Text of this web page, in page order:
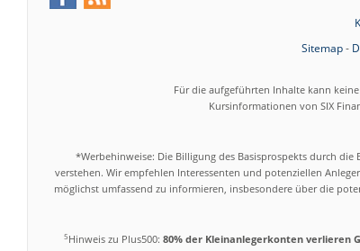
Sitemap-
Für die aufgeführten Inhalte kann
Kursinformationen von SIX
*Werbehinweise: Die Billigung des Basisprospekts durch
verstehen. Wir empfehlen Interessenten und potenziellen
möglichst umfassend zu informieren, insbesondere über die
5Hinweis zu Plus500: 80% der Kleinanlegerkonten verlieren